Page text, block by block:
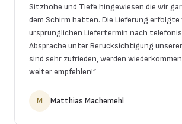
Sitzhöhe und Tiefe hingewiesen die wir
dem Schirm hatten. Die Lieferung erfolgte
ursprünglichen Liefertermin nach
Absprache unter Berücksichtigung
sind sehr zufrieden, werden
weiter empfehlen!”
M Matthias Machemehl